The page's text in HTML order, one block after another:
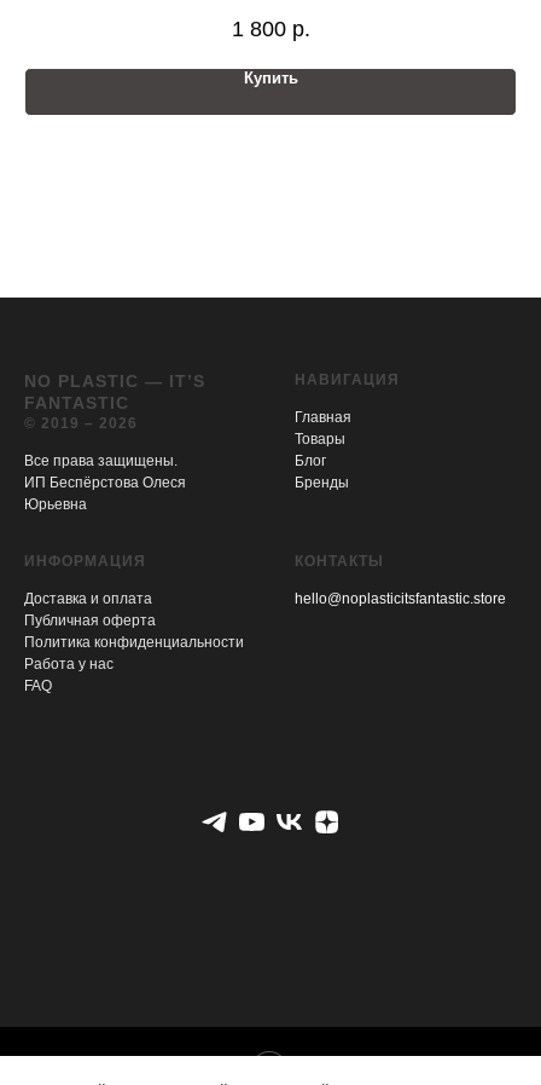
1 800 р.
Купить
NO PLASTIC — IT’S
FANTASTIC
© 2019 – 2026
Все права защищены.
ИП Беспёрстова Олеся
Юрьевна
НАВИГАЦИЯ
Главная
Товары
Блог
Бренды
ИНФОРМАЦИЯ
Доставка и оплата
Публичная оферта
Политика конфиденциальности
Работа у нас
FAQ
КОНТАКТЫ
hello@noplasticitsfantastic.store